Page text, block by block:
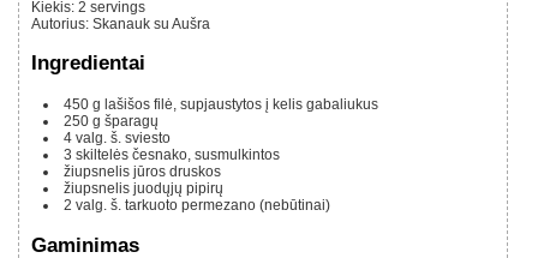
Kiekis: 2 servings
Autorius: Skanauk su Aušra
Ingredientai
450 g lašišos filė, supjaustytos į kelis gabaliukus
250 g šparagų
4 valg. š. sviesto
3 skiltelės česnako, susmulkintos
žiupsnelis jūros druskos
žiupsnelis juodųjų pipirų
2 valg. š. tarkuoto permezano (nebūtinai)
Gaminimas